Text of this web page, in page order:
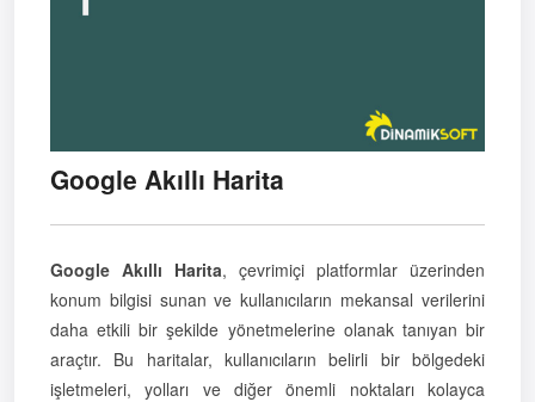
Google Akıllı Harita
Google Akıllı Harita, çevrimiçi platformlar üzerinden
konum bilgisi sunan ve kullanıcıların mekansal verilerini
daha etkili bir şekilde yönetmelerine olanak tanıyan bir
araçtır. Bu haritalar, kullanıcıların belirli bir bölgedeki
işletmeleri, yolları ve diğer önemli noktaları kolayca